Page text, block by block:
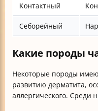
Контактный
Себорейный
Какие породы
Некоторые породы
развитию дерматита,
аллергического. Среди